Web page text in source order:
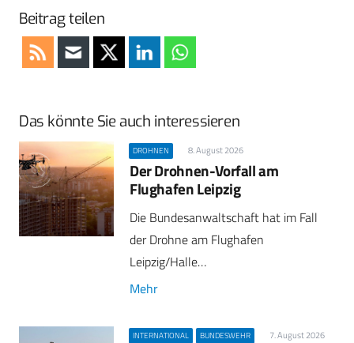
Beitrag teilen
Das könnte Sie auch interessieren
DROHNEN 8. August 2026
Der Drohnen-Vorfall am
Flughafen Leipzig
Die Bundesanwaltschaft hat im Fall
der Drohne am Flughafen
Leipzig/Halle…
Mehr
INTERNATIONAL BUNDESWEHR 7. August 2026